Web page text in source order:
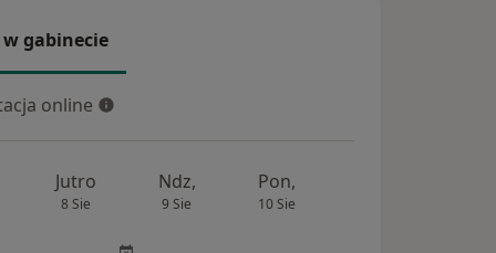
gabinecie
gabinecie
online
online
Jutro
8 Sie
Ndz,
9 Sie
Pon,
10 Sie